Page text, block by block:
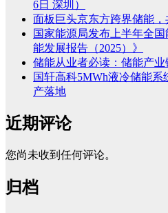
6日 深圳）
面板巨头京东方跨界储能，
国家能源局发布上半年全
能发展报告（2025）》
储能从业者必读：储能产
国轩高科5MWh液冷储能
产落地
近期评论
您尚未收到任何评论。
归档